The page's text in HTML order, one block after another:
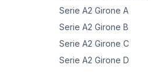
Serie A2 Girone A
Serie A2 Girone B
Serie A2 Girone C
Serie A2 Girone D